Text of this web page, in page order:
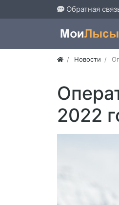
Обратная
Новости
2022